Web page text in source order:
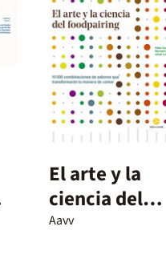
El arte y la
ciencia del
foodpairing
Aavv